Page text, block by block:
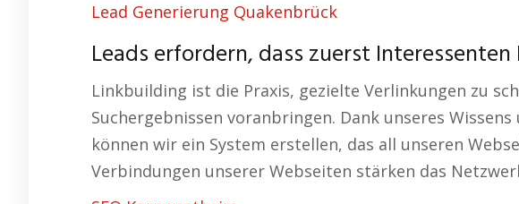
Lead Generierung Quakenbrück
Leads erfordern, dass zuerst
Linkbuilding ist die Praxis, gezielte Verlinkungen zu
Suchergebnissen voranbringen. Dank unseres
können wir ein System erstellen, das all unseren
Verbindungen unserer Webseiten stärken das